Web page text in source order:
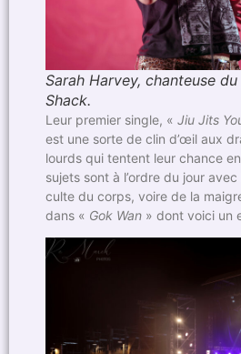
Sarah Harvey, chanteuse
Shack.
Leur premier single, « Jiu Jits
est une sorte de clin d’œil aux
lourds qui tentent leur chance
sujets sont à l’ordre du jour
culte du corps, voire de la
dans « Gok Wan » dont voici un